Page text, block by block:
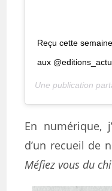
Reçu cette
aux
Une publication
En numérique,
d’un recueil de
Méfiez vous du